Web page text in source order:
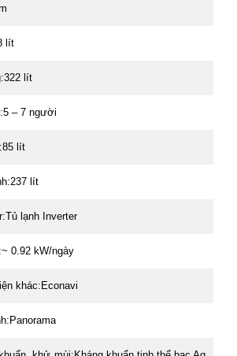
lít
lít
– 7 người
lít
lít
lạnh Inverter
0.92 kW/ngày
khác:Econavi